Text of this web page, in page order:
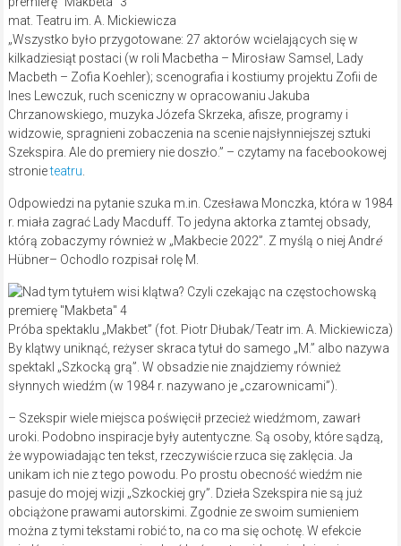
mat. Teatru im. A. Mickiewicza
„Wszystko było przygotowane: 27 aktorów wcielających się w
kilkadziesiąt postaci (w roli Macbetha – Mirosław Samsel, Lady
Macbeth – Zofia Koehler); scenografia i kostiumy projektu Zofii de
Ines Lewczuk, ruch sceniczny w opracowaniu Jakuba
Chrzanowskiego, muzyka Józefa Skrzeka, afisze, programy i
widzowie, spragnieni zobaczenia na scenie najsłynniejszej sztuki
Szekspira. Ale do premiery nie doszło.” – czytamy na facebookowej
stronieteatru
Odpowiedzi na pytanie szuka m.in. Czesława Monczka, która w 1984
r. miała zagrać Lady Macduff. To jedyna aktorka z tamtej obsady,
którą zobaczymy również w „Makbecie 2022”. Z myślą o niej André
Hübner– Ochodlo rozpisał rolę M.
Próba spektaklu „Makbet” (fot. Piotr Dłubak/Teatr im. A. Mickiewicza)
By klątwy uniknąć, reżyser skraca tytuł do samego „M.” albo nazywa
spektakl „Szkocką grą”. W obsadzie nie znajdziemy również
słynnych wiedźm (w 1984 r. nazywano je „czarownicami”).
– Szekspir wiele miejsca poświęcił przecież wiedźmom, zawarł
uroki. Podobno inspiracje były autentyczne. Są osoby, które sądzą,
że wypowiadając ten tekst, rzeczywiście rzuca się zaklęcia. Ja
unikam ich nie z tego powodu. Po prostu obecność wiedźm nie
pasuje do mojej wizji „Szkockiej gry”. Dzieła Szekspira nie są już
obciążone prawami autorskimi. Zgodnie ze swoim sumieniem
można z tymi tekstami robić to, na co ma się ochotę. W efekcie